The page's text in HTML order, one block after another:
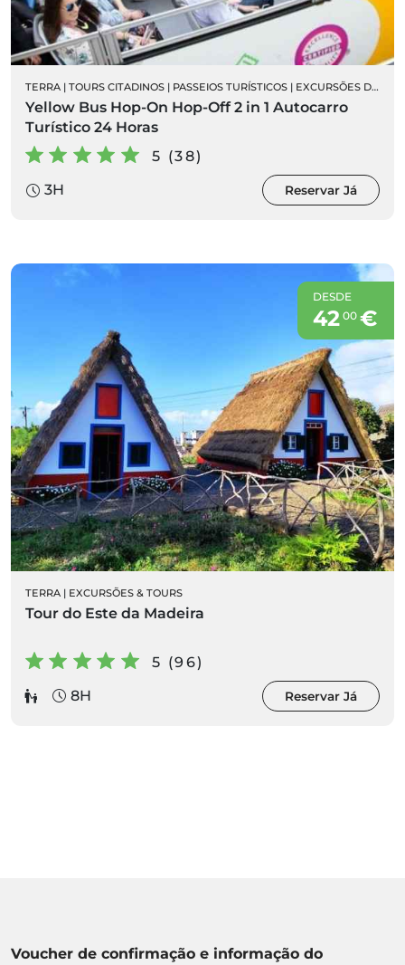
TERRA | TOURS CITADINOS | PASSEIOS TURÍSTICOS | EXCURSÕES DE AUTOCARRO
Yellow Bus Hop-On Hop-Off 2 in 1 Autocarro
Turístico 24 Horas
5 (38)
3H
Reservar Já
DESDE
42 00€
TERRA | EXCURSÕES & TOURS
Tour do Este da Madeira
5 (96)
8H
Reservar Já
Voucher de confirmação e informação do